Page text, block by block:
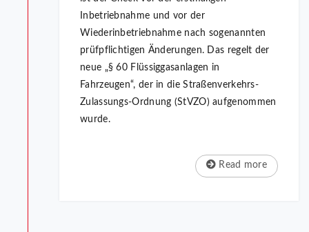
Inbetriebnahme und vor der
Wiederinbetriebnahme nach sogenannten
prüfpflichtigen Änderungen. Das regelt der
neue „§ 60 Flüssiggasanlagen in
Fahrzeugen“, der in die Straßenverkehrs-
Zulassungs-Ordnung (StVZO) aufgenommen
wurde.
Read more